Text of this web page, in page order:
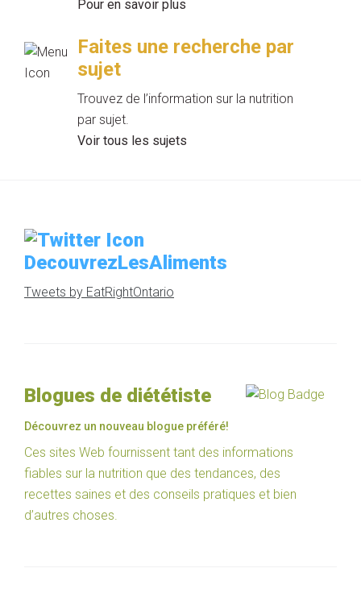
Pour en savoir plus
Faites une recherche par
sujet
Trouvez de l’information sur la nutrition
par sujet.
Voir tous les sujets
DecouvrezLesAliments
Tweets by EatRightOntario
Blogues de diététiste
Découvrez un nouveau blogue préféré!
Ces sites Web fournissent tant des informations
fiables sur la nutrition que des tendances, des
recettes saines et des conseils pratiques et bien
d’autres choses.